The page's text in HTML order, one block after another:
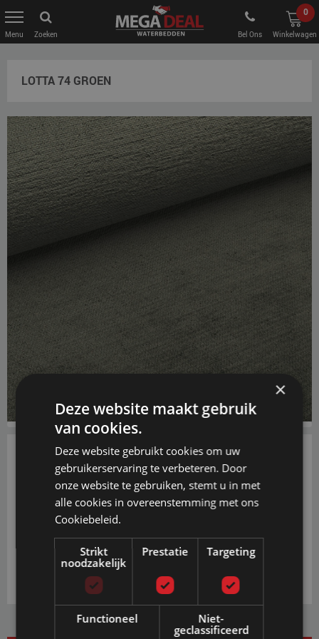
Zoeken Bel Ons
0
Winkelwagen
LOTTA 74 GROEN
€ 0,50
PRIJS INCL. BTW EN GRATIS VERZENDING
VANAF € 20,-
×
Deze website maakt gebruik
van cookies.
Deze website gebruikt cookies om uw
gebruikerservaring te verbeteren. Door
onze website te gebruiken, stemt u in met
alle cookies in overeenstemming met ons
Cookiebeleid.
Strikt
noodzakelijk
Prestatie Targeting
Functioneel
Niet-
geclassificeerd